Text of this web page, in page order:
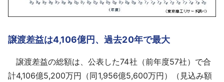
譲渡差益は4,106億円、過去20年で最大
譲渡差益の総額は、公表した74社（前年度57社）で合
計4,106億5,200万円（同1,956億5,600万円）（見込み額